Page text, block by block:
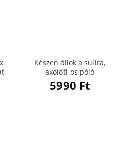
Készen állok a sulira,
axolotl-os póló
5990 Ft